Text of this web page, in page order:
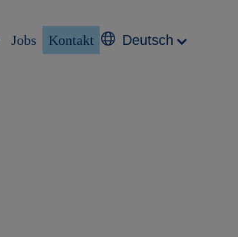
Jobs Kontakt Deutsch